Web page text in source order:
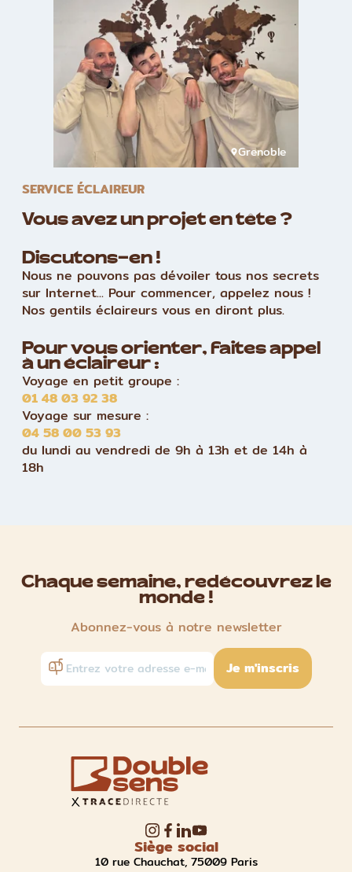
Grenoble
SERVICE ÉCLAIREUR
Vous avez un projet en tête ?
Discutons-en !
Nous ne pouvons pas dévoiler tous nos secrets
sur Internet... Pour commencer, appelez nous !
Nos gentils éclaireurs vous en diront plus.
Pour vous orienter, faites appel
à un éclaireur :
Voyage en petit groupe :
01 48 03 92 38
Voyage sur mesure :
04 58 00 53 93
du lundi au vendredi de 9h à 13h et de 14h à
18h
Chaque semaine, redécouvrez le
monde !
Abonnez-vous à notre newsletter
Je m'inscris
Siège social
10 rue Chauchat, 75009 Paris